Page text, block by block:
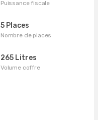
Puissance fiscale
5 Places
Nombre de places
265 Litres
Volume coffre